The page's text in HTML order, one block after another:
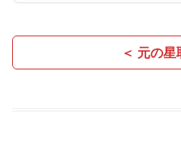
＜ 元の